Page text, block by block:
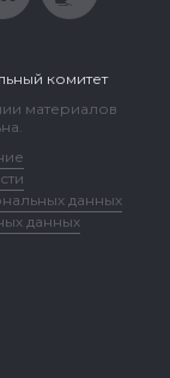
комитет
материалов
данных
данных